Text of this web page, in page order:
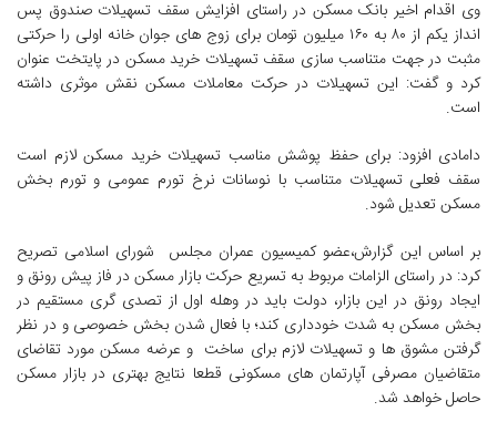
وی اقدام اخیر بانک مسکن در راستای افزایش سقف تسهیلات صندوق پس
انداز یکم از ۸۰ به ۱۶۰ میلیون تومان برای زوج های جوان خانه اولی را حرکتی
مثبت در جهت متناسب سازی سقف تسهیلات خرید مسکن در پایتخت عنوان
کرد و گفت: این تسهیلات در حرکت معاملات مسکن نقش موثری داشته
است.
دامادی افزود: برای حفظ پوشش مناسب تسهیلات خرید مسکن لازم است
سقف فعلی تسهیلات متناسب با نوسانات نرخ تورم عمومی و تورم بخش
مسکن تعدیل شود.
بر اساس این گزارش،عضو کمیسیون عمران مجلس شورای اسلامی تصریح
کرد: در راستای الزامات مربوط به تسریع حرکت بازار مسکن در فاز پیش رونق و
ایجاد رونق در این بازار، دولت باید در وهله اول از تصدی­ گری مستقیم در
بخش مسکن به شدت خودداری کند؛ با فعال شدن بخش خصوصی و در نظر
گرفتن مشوق ها و تسهیلات لازم برای ساخت و عرضه مسکن مورد تقاضای
متقاضیان مصرفی آپارتمان های مسکونی قطعا نتایج بهتری در بازار مسکن
حاصل خواهد شد.